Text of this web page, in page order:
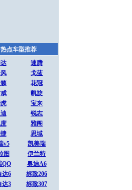
热点车型推荐
速腾
戈蓝
花冠
凯旋
宝来
锐志
雅阁
思域
v5
凯美瑞
图
伊兰特
QQ
奥迪A6
达6
标致206
达3
标致307